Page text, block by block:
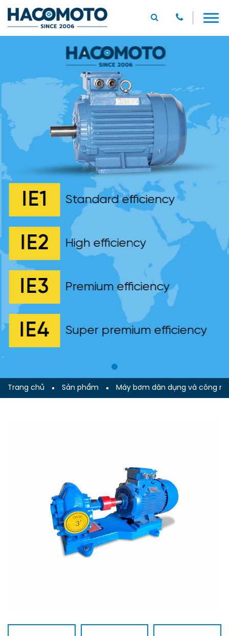
IE1 Standard efficiency
IE2 High efficiency
IE3 Premium efficiency
IE4 Super premium efficiency
Trang chủ Sản phẩm Máy bơm dân dụng và công